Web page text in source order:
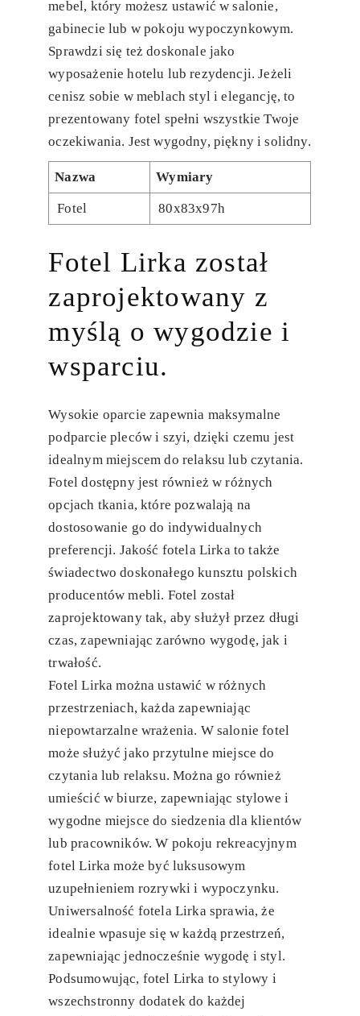
mebel, który możesz ustawić w salonie,
gabinecie lub w pokoju wypoczynkowym.
Sprawdzi się też doskonale jako
wyposażenie hotelu lub rezydencji. Jeżeli
cenisz sobie w meblach styl i elegancję, to
prezentowany fotel spełni wszystkie Twoje
oczekiwania. Jest wygodny, piękny i solidny.
Nazwa Wymiary
Fotel 80x83x97h
Fotel Lirka został
zaprojektowany z
myślą o wygodzie i
wsparciu.
Wysokie oparcie zapewnia maksymalne
podparcie pleców i szyi, dzięki czemu jest
idealnym miejscem do relaksu lub czytania.
Fotel dostępny jest również w różnych
opcjach tkania, które pozwalają na
dostosowanie go do indywidualnych
preferencji. Jakość fotela Lirka to także
świadectwo doskonałego kunsztu polskich
producentów mebli. Fotel został
zaprojektowany tak, aby służył przez długi
czas, zapewniając zarówno wygodę, jak i
trwałość.
Fotel Lirka można ustawić w różnych
przestrzeniach, każda zapewniając
niepowtarzalne wrażenia. W salonie fotel
może służyć jako przytulne miejsce do
czytania lub relaksu. Można go również
umieścić w biurze, zapewniając stylowe i
wygodne miejsce do siedzenia dla klientów
lub pracowników. W pokoju rekreacyjnym
fotel Lirka może być luksusowym
uzupełnieniem rozrywki i wypoczynku.
Uniwersalność fotela Lirka sprawia, że
idealnie wpasuje się w każdą przestrzeń,
zapewniając jednocześnie wygodę i styl.
Podsumowując, fotel Lirka to stylowy i
wszechstronny dodatek do każdej